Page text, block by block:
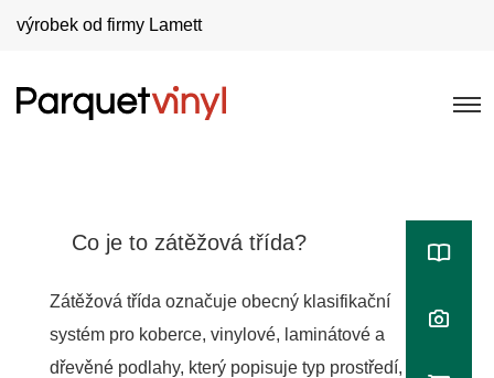
výrobek od firmy Lamett
Co je to zátěžová třída?
Zátěžová třída označuje obecný klasifikační
systém pro koberce, vinylové, laminátové a
dřevěné podlahy, který popisuje typ prostředí, ve